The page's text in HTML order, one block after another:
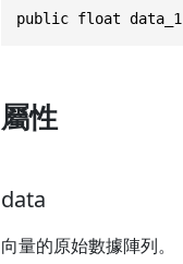
public float data_1
屬性
data
向量的原始數據陣列。